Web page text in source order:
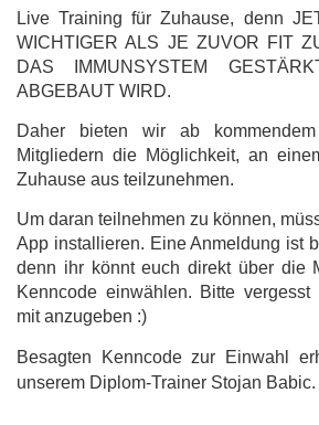
Live Training für Zuhause, denn
WICHTIGER ALS JE ZUVOR FIT
DAS IMMUNSYSTEM
ABGEBAUT WIRD.
Daher bieten wir ab
Mitgliedern die Möglichkeit, an
Zuhause aus teilzunehmen.
Um daran teilnehmen zu können,
App installieren. Eine Anmeldung ist
denn ihr könnt euch direkt über die
Kenncode einwählen. Bitte
mit anzugeben :)
Besagten Kenncode zur Einwahl
unserem Diplom-Trainer Stojan Babic.